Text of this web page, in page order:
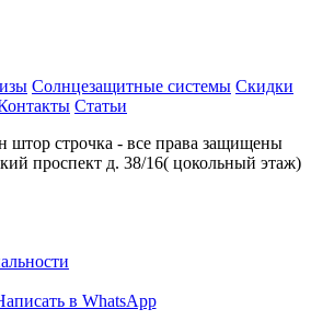
Солнцезащитные системы Скидки
Статьи
штор строчка - все права защищены
проспект д. 38/16( цокольный этаж)
в WhatsApp